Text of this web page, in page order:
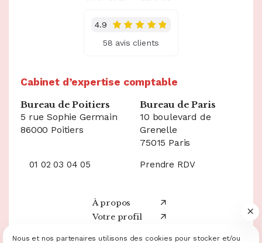
05 49 20 60 20
Cabinet d’expertise comptable
Bureau de Poitiers
5 rue Sophie Germain
86000 Poitiers
Bureau de Paris
10 boulevard de
Grenelle
75015 Paris
À propos
Votre profil
4.9
58 avis clients
01 02 03 04 05 Prendre RDV
Nous et nos partenaires utilisons des cookies pour stocker et/ou